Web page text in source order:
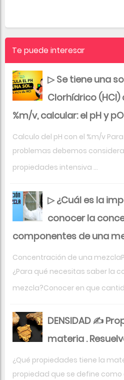
Te puede interesar
▷ Se tiene una
Clorhídrico (HCl)
%m/v, calcular: el pH y
Calculo del pH con el %m/v
problemas debemos
propiedades intensiva ...
▷ ¿Cuál es la
conocer la
componentes de una
Concentración de una
¿Para qué necesitas saber la
mezcla?Conocer en que
DENSIDAD ✍
materia .
¿Qué propiedades tiene la
propiedad que se define